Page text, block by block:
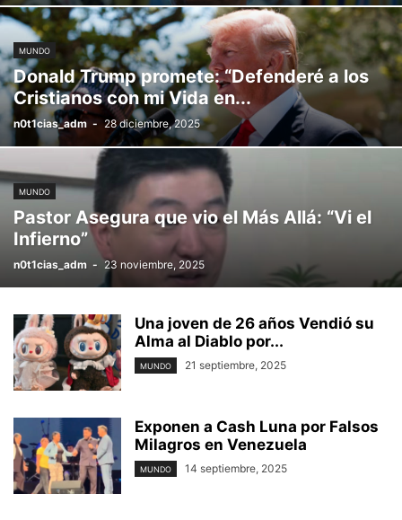
MUNDO
Donald Trump promete: “Defenderé a los
Cristianos con mi Vida en...
n0t1cias_adm - 28 diciembre, 2025
MUNDO
Pastor Asegura que vio el Más Allá: “Vi el
Infierno”
n0t1cias_adm - 23 noviembre, 2025
Una joven de 26 años Vendió su
Alma al Diablo por...
MUNDO 21 septiembre, 2025
Exponen a Cash Luna por Falsos
Milagros en Venezuela
MUNDO 14 septiembre, 2025